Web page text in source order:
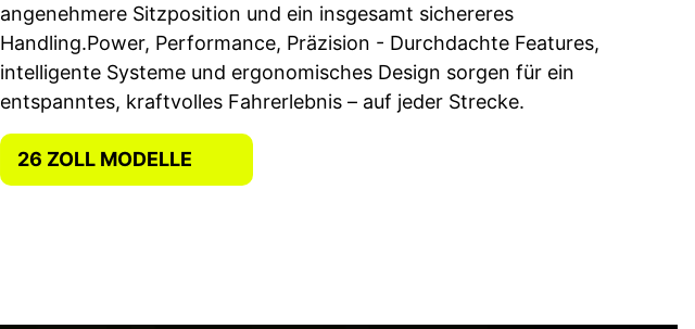
angenehmere Sitzposition und ein insgesamt sichereres
Handling.Power, Performance, Präzision - Durchdachte Features,
intelligente Systeme und ergonomisches Design sorgen für ein
entspanntes, kraftvolles Fahrerlebnis – auf jeder Strecke.
26 ZOLL MODELLE